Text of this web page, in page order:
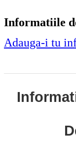
Informatiile
Adauga-i tu